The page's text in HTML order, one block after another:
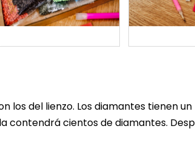
del lienzo. Los diamantes tienen
cientos de diamantes.